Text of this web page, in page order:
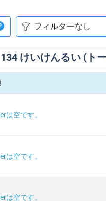
134 けいけんるい (ト
は空です。
は空です。
は空です。